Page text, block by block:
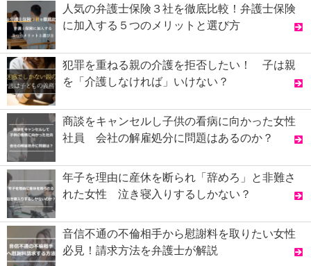
人気の弁護士保険３社を徹底比較！弁護士保険
に加入する５つのメリットと選び方
犯罪を重ねる親の介護を拒否したい！ 子は親
を「介護しなければ」いけない？
商談をキャンセルし子供の看病に向かった女性
社員 会社の解雇処分に問題はあるのか？
年子を理由に産休を断られ「辞めろ」と非難さ
れた女性 泣き寝入りするしかない？
音信不通の不倫相手から慰謝料を取りたい女性
必見！請求方法を弁護士が解説